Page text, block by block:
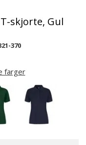
T-skjorte, Gul
370
farger